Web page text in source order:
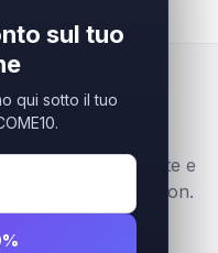
sul tuo
qui sotto il tuo
in acrilico, stratificate e
wellness e reception.